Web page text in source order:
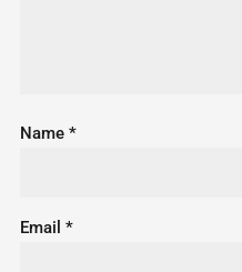
Name *
Email *